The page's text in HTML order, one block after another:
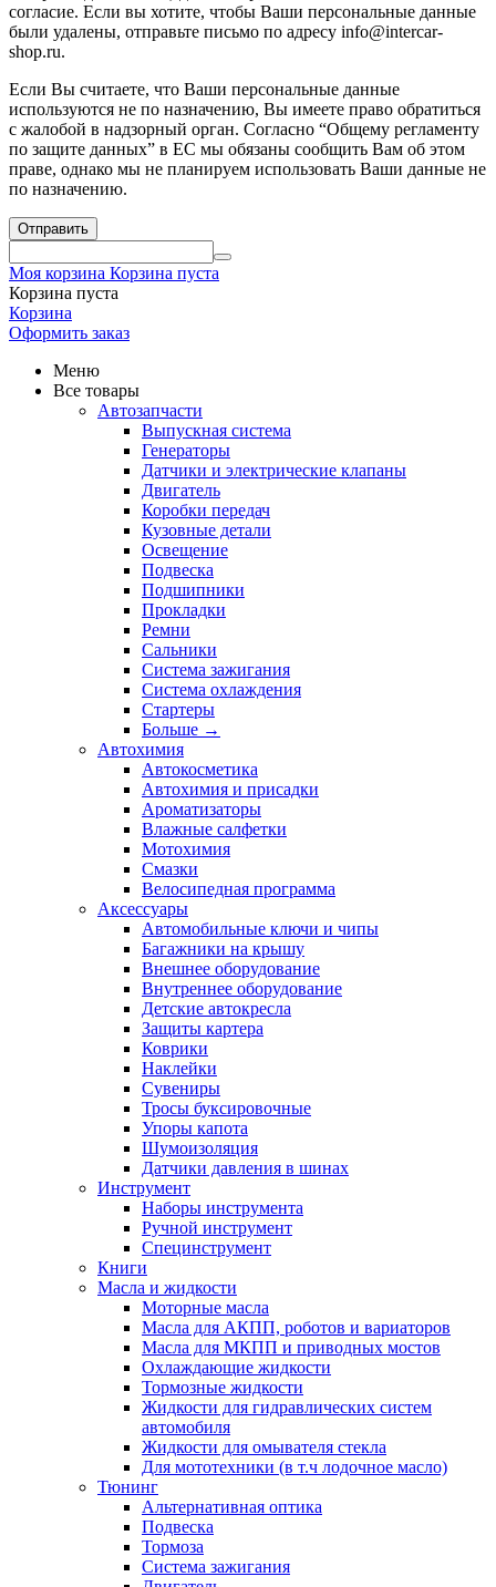
согласие. Если вы хотите, чтобы Ваши персональные данные
были удалены, отправьте письмо по адресу info@intercar-
shop.ru.
Если Вы считаете, что Ваши персональные данные
используются не по назначению, Вы имеете право обратиться
с жалобой в надзорный орган. Согласно “Общему регламенту
по защите данных” в ЕС мы обязаны сообщить Вам об этом
праве, однако мы не планируем использовать Ваши данные не
по назначению.
Отправить
Моя корзина Корзина пуста
Корзина пуста
Корзина
Оформить заказ
Меню
Все товары
Автозапчасти
Выпускная система
Генераторы
Датчики и электрические клапаны
Двигатель
Коробки передач
Кузовные детали
Освещение
Подвеска
Подшипники
Прокладки
Ремни
Сальники
Система зажигания
Система охлаждения
Стартеры
Больше →
Автохимия
Автокосметика
Автохимия и присадки
Ароматизаторы
Влажные салфетки
Мотохимия
Смазки
Велосипедная программа
Аксессуары
Автомобильные ключи и чипы
Багажники на крышу
Внешнее оборудование
Внутреннее оборудование
Детские автокресла
Защиты картера
Коврики
Наклейки
Сувениры
Тросы буксировочные
Упоры капота
Шумоизоляция
Датчики давления в шинах
Инструмент
Наборы инструмента
Ручной инструмент
Специнструмент
Книги
Масла и жидкости
Моторные масла
Масла для АКПП, роботов и вариаторов
Масла для МКПП и приводных мостов
Охлаждающие жидкости
Тормозные жидкости
Жидкости для гидравлических систем
автомобиля
Жидкости для омывателя стекла
Для мототехники (в т.ч лодочное масло)
Тюнинг
Альтернативная оптика
Подвеска
Тормоза
Система зажигания